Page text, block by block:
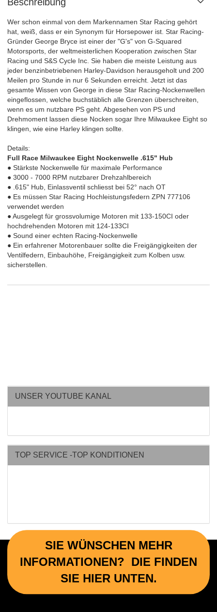
Wer schon einmal von dem Markennamen Star Racing gehört
hat, weiß, dass er ein Synonym für Horsepower ist. Star Racing-
Gründer George Bryce ist einer der "G's" von G-Squared
Motorsports, der weltmeisterlichen Kooperation zwischen Star
Racing und S&S Cycle Inc. Sie haben die meiste Leistung aus
jeder benzinbetriebenen Harley-Davidson herausgeholt und 200
Meilen pro Stunde in nur 6 Sekunden erreicht. Jetzt ist das
gesamte Wissen von George in diese Star Racing-Nockenwellen
eingeflossen, welche buchstäblich alle Grenzen überschreiten,
wenn es um nutzbare PS geht. Abgesehen von PS und
Drehmoment lassen diese Nocken sogar Ihre Milwaukee Eight so
klingen, wie eine Harley klingen sollte.
Details:
Full Race Milwaukee Eight Nockenwelle .615" Hub
● Stärkste Nockenwelle für maximale Performance
● 3000 - 7000 RPM nutzbarer Drehzahlbereich
● .615" Hub, Einlassventil schliesst bei 52° nach OT
● Es müssen Star Racing Hochleistungsfedern ZPN 777106
verwendet werden
● Ausgelegt für grossvolumige Motoren mit 133-150CI oder
hochdrehenden Motoren mit 124-133CI
● Sound einer echten Racing-Nockenwelle
● Ein erfahrener Motorenbauer sollte die Freigängigkeiten der
Ventilfedern, Einbauhöhe, Freigängigkeit zum Kolben usw.
sicherstellen.
UNSER YOUTUBE KANAL
TOP SERVICE -TOP KONDITIONEN
SIE WÜNSCHEN MEHR
INFORMATIONEN? DIE FINDEN
SIE HIER UNTEN.